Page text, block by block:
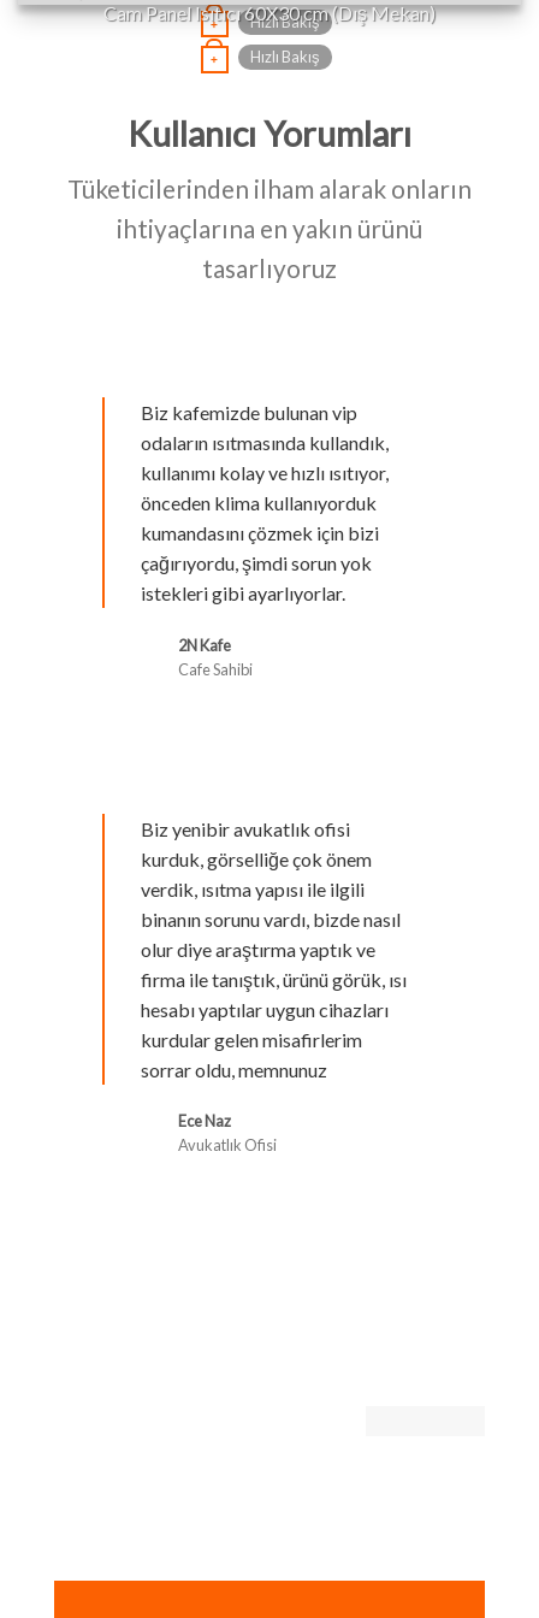
+ Hızlı Bakış
Cam Panel Isıtıcı 60X30 cm (Dış Mekan)
+ Hızlı Bakış
Kullanıcı Yorumları
Tüketicilerinden ilham alarak onların
ihtiyaçlarına en yakın ürünü
tasarlıyoruz
Biz kafemizde bulunan vip
odaların ısıtmasında kullandık,
kullanımı kolay ve hızlı ısıtıyor,
önceden klima kullanıyorduk
kumandasını çözmek için bizi
çağırıyordu, şimdi sorun yok
istekleri gibi ayarlıyorlar.
2N Kafe
Cafe Sahibi
Biz yenibir avukatlık ofisi
kurduk, görselliğe çok önem
verdik, ısıtma yapısı ile ilgili
binanın sorunu vardı, bizde nasıl
olur diye araştırma yaptık ve
firma ile tanıştık, ürünü görük, ısı
hesabı yaptılar uygun cihazları
kurdular gelen misafirlerim
sorrar oldu, memnunuz
Ece Naz
Avukatlık Ofisi